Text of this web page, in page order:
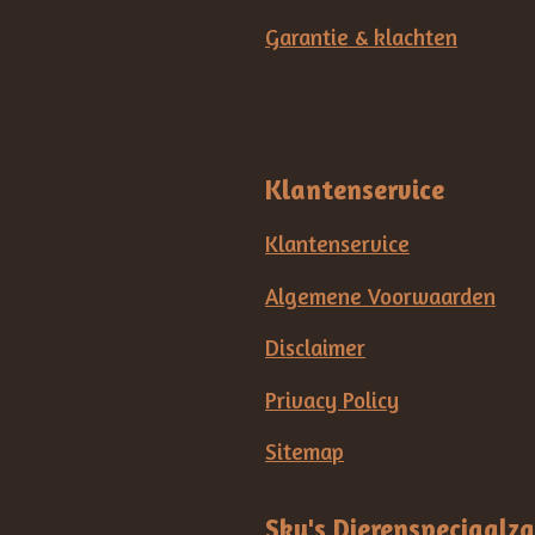
Garantie & klachten
Klantenservice
Klantenservice
Algemene Voorwaarden
Disclaimer
Privacy Policy
Sitemap